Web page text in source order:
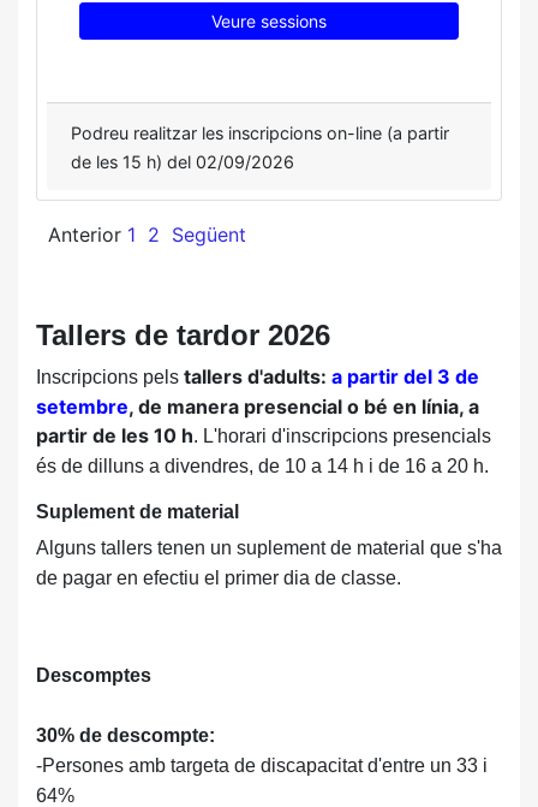
Veure sessions
Podreu realitzar les inscripcions on-line (a partir
de les 15 h) del 02/09/2026
Anterior 1 2 Següent
Tallers de tardor 2026
Inscripcions pels tallers d'adults: a partir del 3 de
setembre, de manera presencial o bé en línia, a
partir de les 10 h. L'horari d'inscripcions presencials
és de dilluns a divendres, de 10 a 14 h i de 16 a 20 h.
Suplement de material
Alguns tallers tenen un suplement de material que s'ha
de pagar en efectiu el primer dia de classe.
Descomptes
30% de descompte:
-Persones amb targeta de discapacitat d'entre un 33 i
64%